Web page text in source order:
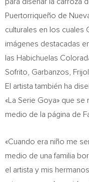
Puertorriqueño de
culturales en los cuales
imágenes destacadas
las Habichuelas
Sofrito, Garbanzos,
El artista también ha
«La Serie Goya» que
medio de la página de
«Cuando era niño me
medio de una familia
el artista y mis